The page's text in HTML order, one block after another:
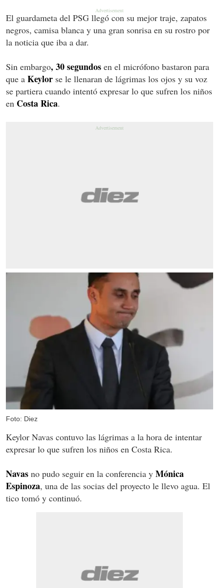
El guardameta del PSG llegó con su mejor traje, zapatos
negros, camisa blanca y una gran sonrisa en su rostro por
la noticia que iba a dar.
Sin embargo, 30 segundos en el micrófono bastaron para
que a Keylor se le llenaran de lágrimas los ojos y su voz
se partiera cuando intentó expresar lo que sufren los niños
en Costa Rica.
Foto: Diez
Keylor Navas contuvo las lágrimas a la hora de intentar
expresar lo que sufren los niños en Costa Rica.
Navas no pudo seguir en la conferencia y Mónica
Espinoza, una de las socias del proyecto le llevo agua. El
tico tomó y continuó.